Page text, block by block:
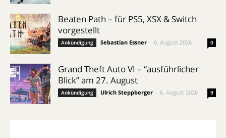
Beaten Path – für PS5, XSX & Switch
vorgestellt
Ankündigung Sebastian Essner 6. August 2026 0
Grand Theft Auto VI – “ausführlicher
Blick” am 27. August
Ankündigung Ulrich Steppberger 6. August 2026 9